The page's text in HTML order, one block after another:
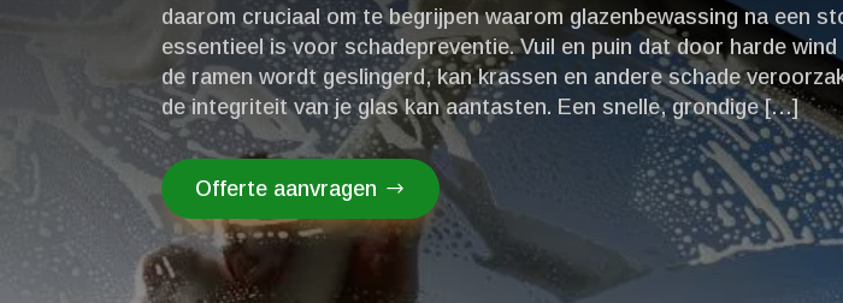
daarom cruciaal om te begrijpen waarom glazenbewassing na een
essentieel is voor schadepreventie.​ Vuil en puin dat door harde wind
de ramen wordt geslingerd, kan krassen en andere schade
de integriteit van je glas kan aantasten.​ Een snelle, grondige […]
Offerte aanvragen